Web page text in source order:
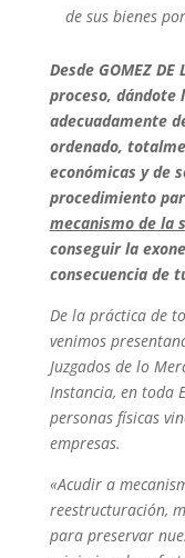
de sus bienes
Desde GOMEZ
proceso, dándote
adecuadamente
ordenado,
económicas y de
procedimiento
mecanismo de la
conseguir la
consecuencia de
De la práctica de
venimos
Juzgados de lo
Instancia, en toda
personas físicas
empresas.
«Acudir a
reestructuración,
para preservar